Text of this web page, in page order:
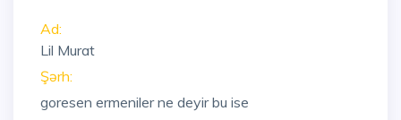
Ad:
Lil Murat
Şərh:
goresen ermeniler ne deyir bu ise